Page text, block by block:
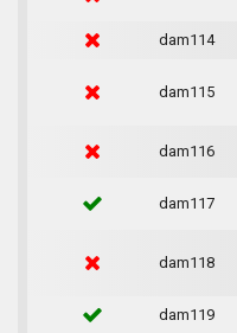
dam114
dam115
dam116
dam117
dam118
dam119